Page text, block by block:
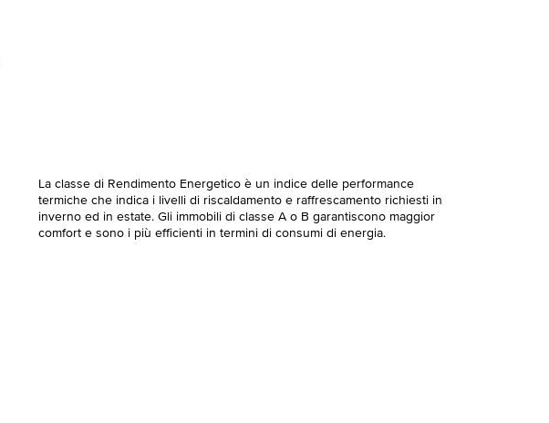
La classe di Rendimento Energetico è un indice delle performance
termiche che indica i livelli di riscaldamento e raffrescamento richiesti in
inverno ed in estate. Gli immobili di classe A o B garantiscono maggior
comfort e sono i più efficienti in termini di consumi di energia.